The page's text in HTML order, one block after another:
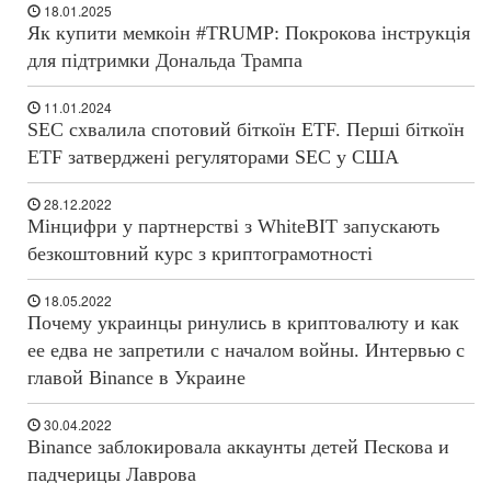
18.01.2025
Як купити мемкоін #TRUMP: Покрокова інструкція
для підтримки Дональда Трампа
11.01.2024
SEC схвалила спотовий біткоїн ETF. Перші біткоїн
ETF затверджені регуляторами SEC у США
28.12.2022
Мінцифри у партнерстві з WhiteBIT запускають
безкоштовний курс з криптограмотності
18.05.2022
Почему украинцы ринулись в криптовалюту и как
ее едва не запретили с началом войны. Интервью с
главой Binance в Украине
30.04.2022
Binance заблокировала аккаунты детей Пескова и
падчерицы Лаврова